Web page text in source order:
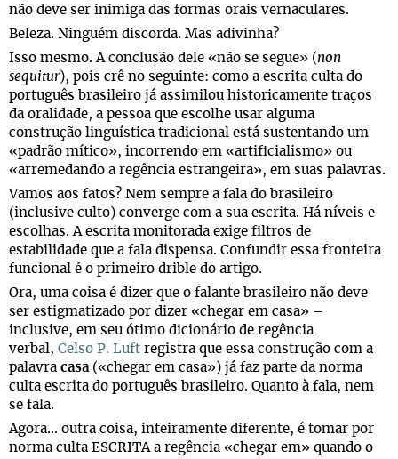
não deve ser inimiga das formas orais vernaculares.
Beleza. Ninguém discorda. Mas adivinha?
Isso mesmo. A conclusão dele «não se segue» ( non
sequitur), pois crê no seguinte: como a escrita culta do
português brasileiro já assimilou historicamente traços
da oralidade, a pessoa que escolhe usar alguma
construção linguística tradicional está sustentando um
«padrão mítico», incorrendo em «artificialismo» ou
«arremedando a regência estrangeira», em suas palavras.
Vamos aos fatos? Nem sempre a fala do brasileiro
(inclusive culto) converge com a sua escrita. Há níveis e
escolhas. A escrita monitorada exige filtros de
estabilidade que a fala dispensa. Confundir essa fronteira
funcional é o primeiro drible do artigo.
Ora, uma coisa é dizer que o falante brasileiro não deve
ser estigmatizado por dizer «chegar em casa» –
inclusive, em seu ótimo dicionário de regência
verbal, Celso P. Luft registra que essa construção com a
palavra casa(«chegar em casa») já faz parte da norma
culta escrita do português brasileiro. Quanto à fala, nem
se fala.
Agora... outra coisa, inteiramente diferente, é tomar por
norma culta ESCRITA a regência «chegar em» quando o